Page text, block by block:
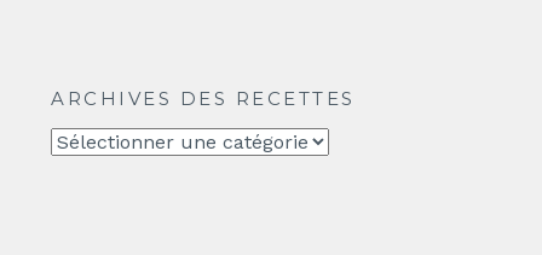
ARCHIVES DES RECETTES
Archives